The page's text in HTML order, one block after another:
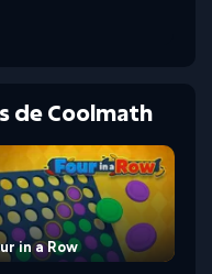
de Coolmath
in a Row